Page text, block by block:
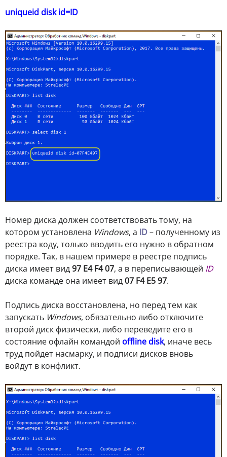
uniqueid disk id=ID
Номер диска должен соответствовать тому, на
котором установлена Windows, а ID– полученному из
реестра коду, только вводить его нужно в обратном
порядке. Так, в нашем примере в реестре подпись
диска имеет вид97 E4 F4 07, а в переписывающей ID
диска команде она имеет вид07 F4 E5 97.
Подпись диска восстановлена, но перед тем как
запускать Windows, обязательно либо отключите
второй диск физически, либо переведите его в
состояние офлайн командой offline disk, иначе весь
труд пойдет насмарку, и подписи дисков вновь
войдут в конфликт.